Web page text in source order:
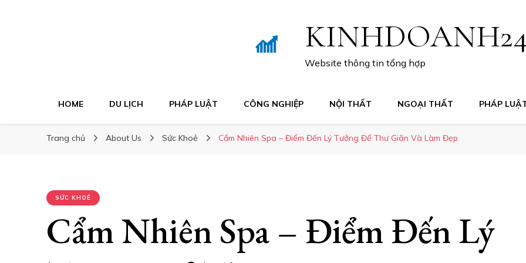
Website thông tin tổng hợp
HOME DU LỊCH PHÁP LUẬT CÔNG NGHIỆP NỘI THẤT NGOẠI THẤT PHÁP
Trang chủ About Us Sức Khoẻ Cẩm Nhiên Spa – Điểm Đến Lý Tưởng Để Thư Giãn Và Làm Đẹp
SỨC KHOẺ
Cẩm Nhiên Spa – Điểm Đến Lý